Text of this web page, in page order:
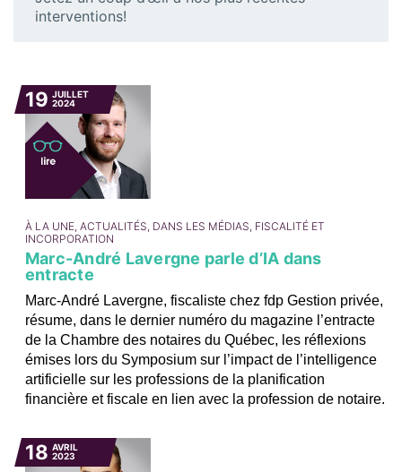
interventions!
19 JUILLET
2024
À LA UNE, ACTUALITÉS, DANS LES MÉDIAS, FISCALITÉ ET
INCORPORATION
Marc-André Lavergne parle d’IA dans
entracte
Marc-André Lavergne, fiscaliste chez fdp Gestion privée,
résume, dans le dernier numéro du magazine l’entracte
de la Chambre des notaires du Québec, les réflexions
émises lors du Symposium sur l’impact de l’intelligence
artificielle sur les professions de la planification
financière et fiscale en lien avec la profession de notaire.
18 AVRIL
2023